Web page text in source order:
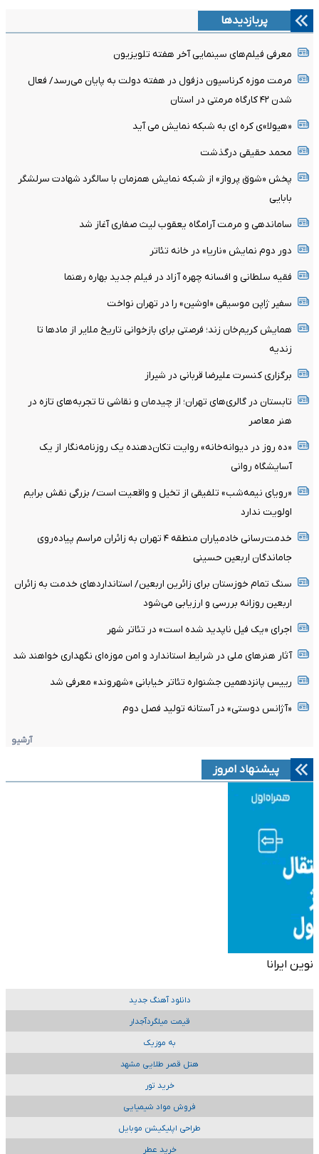
پربازدیدها
معرفی فیلم‌های سینمایی آخر هفته تلویزیون
مرمت موزه کرناسیون دزفول در هفته دولت به پایان می‌رسد/ فعال
شدن ۴۲ کارگاه مرمتی در استان
«هیولا»ی کره ای به شبکه نمایش می آید
محمد حقیقی درگذشت
پخش «شوق پرواز» از شبکه نمایش همزمان با سالگرد شهادت سرلشگر
بابایی
ساماندهی و مرمت آرامگاه یعقوب لیث صفاری آغاز شد
دور دوم نمایش «ناریا» در خانه تئاتر
فقیه سلطانی و افسانه چهره آزاد در فیلم جدید بهاره رهنما
سفیر ژاپن موسیقی «اوشین» را در تهران نواخت
همایش کریم‌خان زند؛ فرصتی برای بازخوانی تاریخ ملایر از مادها تا
زندیه
برگزاری کنسرت علیرضا قربانی در شیراز
تابستان در گالری‌های تهران؛ از چیدمان و نقاشی تا تجربه‌های تازه در
هنر معاصر
«ده روز در دیوانه‌خانه» روایت تکان‌دهنده یک روزنامه‌نگار از یک
آسایشگاه روانی
«رویای نیمه‌شب» تلفیقی از تخیل و واقعیت است/ بزرگی نقش برایم
اولویت ندارد
خدمت‌رسانی خادمیاران منطقه ۴ تهران به زائران مراسم پیاده‌روی
جاماندگان اربعین حسینی
سنگ تمام خوزستان برای زائرین اربعین/ استانداردهای خدمت به زائران
اربعین روزانه بررسی و ارزیابی می‌شود
اجرای «یک فیل ناپدید شده است» در تئاتر شهر
آثار هنرهای ملی در شرایط استاندارد و امن موزه‌ای نگهداری خواهند شد
رییس پانزدهمین جشنواره تئاتر خیابانی «شهروند» معرفی شد
«آژانس دوستی» در آستانه تولید فصل دوم
آرشیو
پیشنهاد امروز
نوین ایرانا
دانلود آهنگ جدید
قیمت میلگردآجدار
به موزیک
هتل قصر طلایی مشهد
خرید تور
فروش مواد شیمیایی
طراحی اپلیکیشن موبایل
خرید عطر